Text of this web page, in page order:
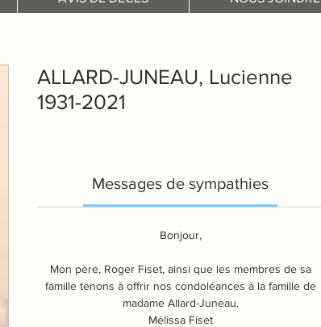
ALLARD-JUNEAU, Lucienne
1931-2021
Messages de sympathies
Bonjour,
Mon père, Roger Fiset, ainsi que les membres de sa
famille tenons à offrir nos condoléances à la famille de
madame Allard-Juneau.
Mélissa Fiset